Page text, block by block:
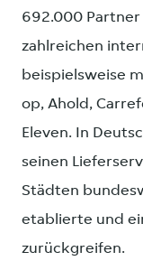
692.000
zahlreichen
beispielsweise
op, Ahold,
Eleven. In
seinen
Städten
etablierte und
zurückgreifen.